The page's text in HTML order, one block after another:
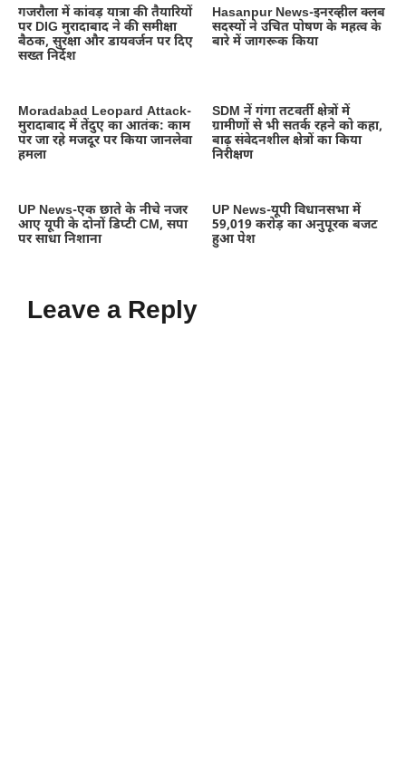
गजरौला में कांवड़ यात्रा की तैयारियों
पर DIG मुरादाबाद ने की समीक्षा
बैठक, सुरक्षा और डायवर्जन पर दिए
सख्त निर्देश
Hasanpur News-इनरव्हील क्लब
सदस्यों ने उचित पोषण के महत्व के
बारे में जागरूक किया
Moradabad Leopard Attack-
मुरादाबाद में तेंदुए का आतंक: काम
पर जा रहे मजदूर पर किया जानलेवा
हमला
SDM नें गंगा तटवर्ती क्षेत्रों में
ग्रामीणों से भी सतर्क रहने को कहा,
बाढ़ संवेदनशील क्षेत्रों का किया
निरीक्षण
UP News-एक छाते के नीचे नजर
आए यूपी के दोनों डिप्टी CM, सपा
पर साधा निशाना
UP News-यूपी विधानसभा में
59,019 करोड़ का अनुपूरक बजट
हुआ पेश
Leave a Reply